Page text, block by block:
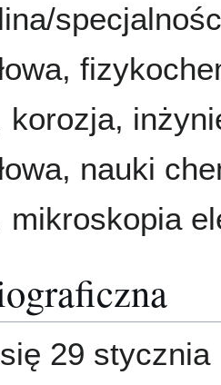
korozja,
nauki
mikroskopia
się 29